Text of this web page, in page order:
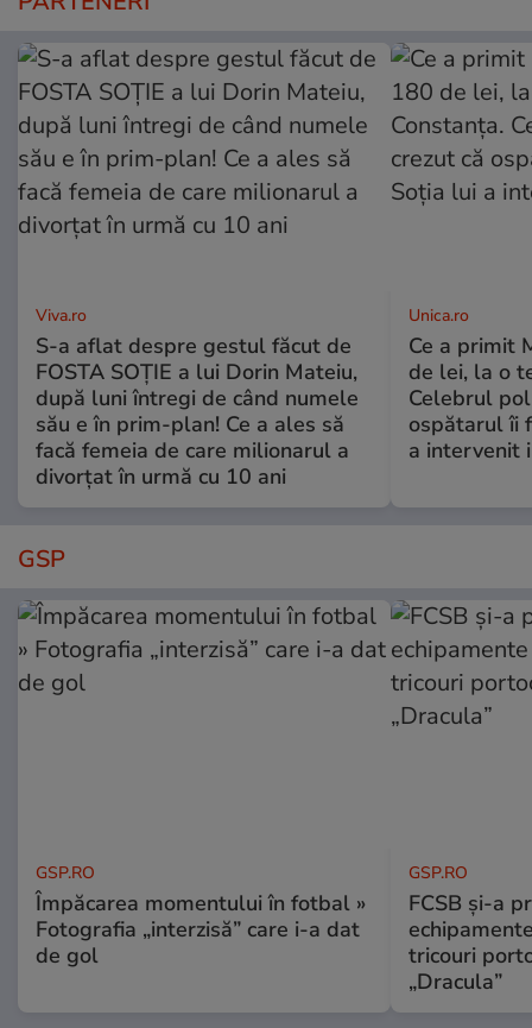
Viva.ro
S-a aflat despre gestul făcut de
FOSTA SOȚIE a lui Dorin Mateiu,
după luni întregi de când numele
său e în prim-plan! Ce a ales să
facă femeia de care milionarul a
divorțat în urmă cu 10 ani
Unica.ro
Ce a primit
de lei, la o
Celebrul
ospătarul îi
a intervenit
GSP
GSP.RO
Împăcarea momentului în fotbal »
Fotografia „interzisă” care i-a dat
de gol
GSP.RO
FCSB și-a
tricouri
„Dracula”